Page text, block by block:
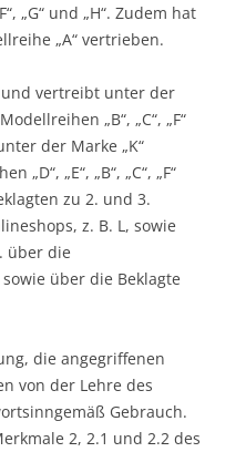
„G“ und „H“. Zudem hat
„A“ vertrieben.
und vertreibt unter der
„B“, „C“, „F“
der Marke „K“
„E“, „B“, „C“, „F“
zu 2. und 3.
z. B. L, sowie
über die
über die Beklagte
die angegriffenen
von der Lehre des
Gebrauch.
2, 2.1 und 2.2 des